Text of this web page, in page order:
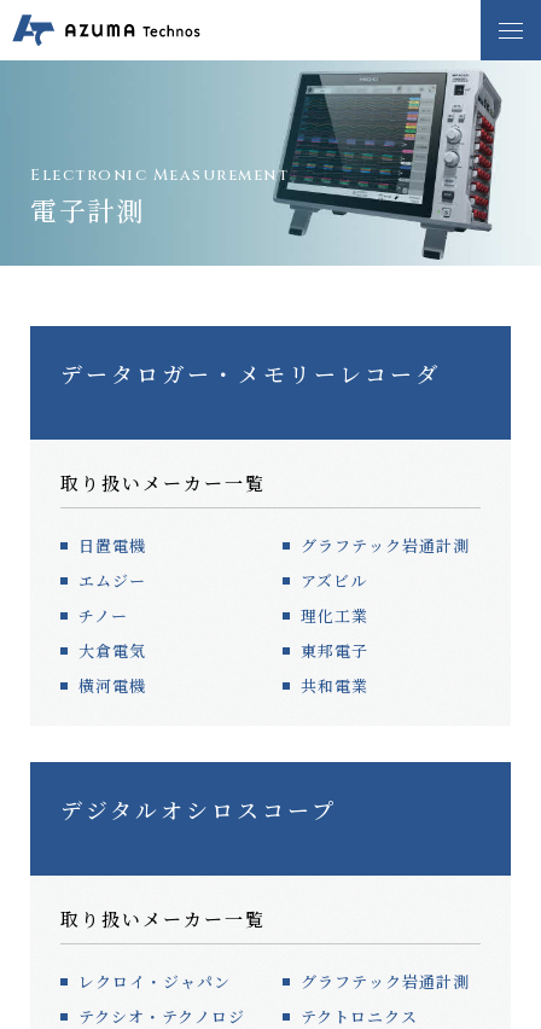
サービス技術業務
光学・精密計測
制御機器
電子計測
取り扱いメーカー一覧
ショールーム
採用情報
Electronic Measurement
電子計測
データロガー・メモリーレコーダ
取り扱いメーカー一覧
日置電機
グラフテック岩通計測
エムジー
アズビル
チノー
理化工業
大倉電気
東邦電子
横河電機
共和電業
デジタルオシロスコープ
取り扱いメーカー一覧
レクロイ・ジャパン
グラフテック岩通計測
テクシオ・テクノロジ
テクトロニクス